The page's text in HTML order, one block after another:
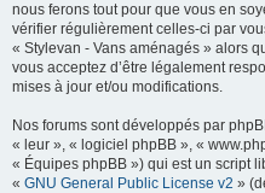
nous ferons tout pour que vous en
vérifier régulièrement celles-ci par
« Stylevan - Vans aménagés » alors
vous acceptez d’être légalement
mises à jour et/ou modifications.
Nos forums sont développés par
« leur », « logiciel phpBB », «
« Équipes phpBB ») qui est un script
« GNU General Public License v2 »